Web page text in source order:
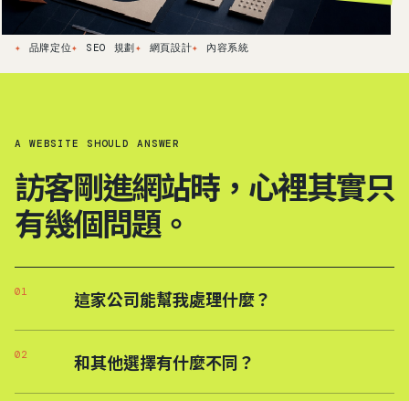
品牌定位 SEO 規劃 網頁設計 內容系統
A WEBSITE SHOULD ANSWER
訪客剛進網站時，心裡其實只
有幾個問題。
01 這家公司能幫我處理什麼？
02 和其他選擇有什麼不同？